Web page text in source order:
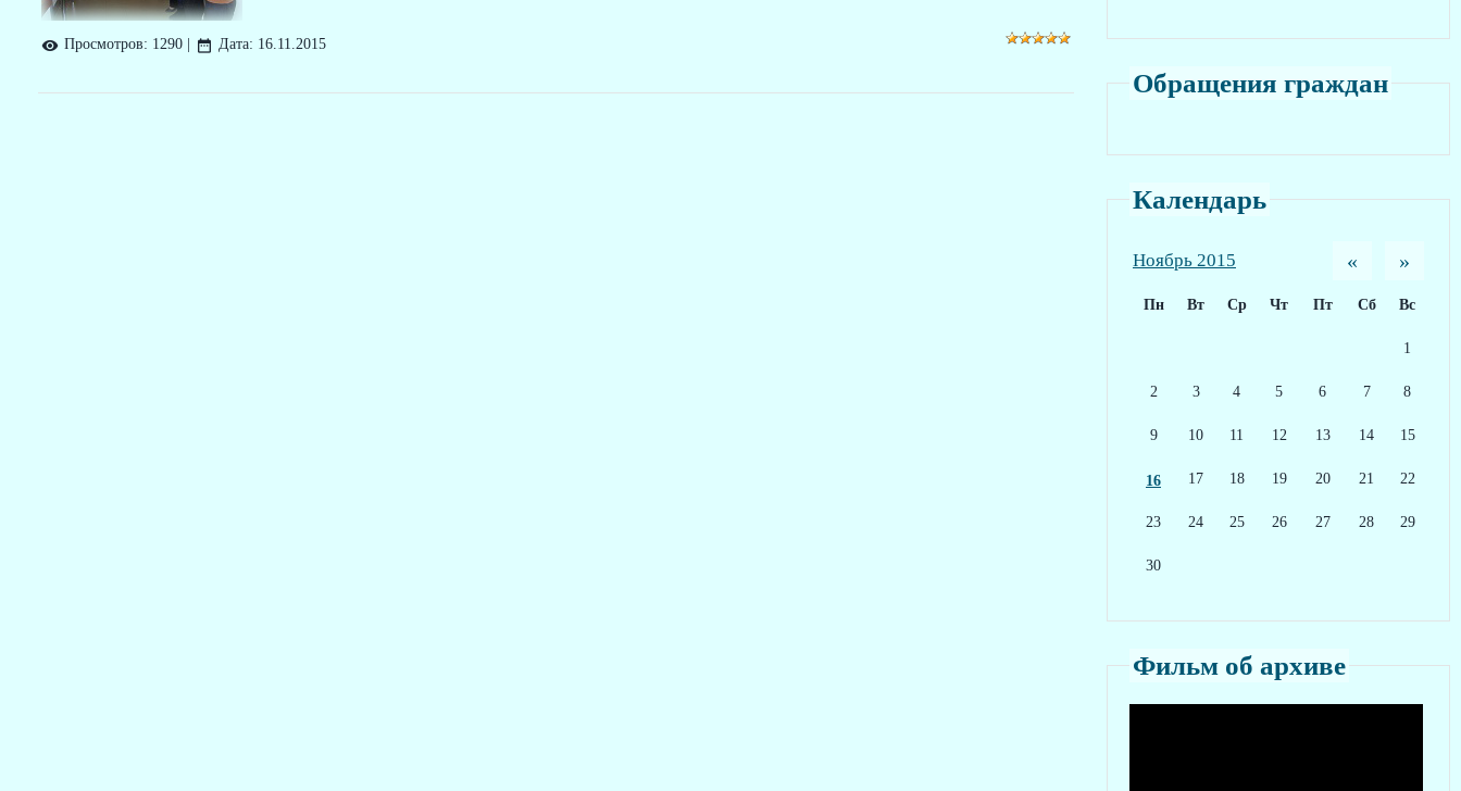
Просмотров: 1290 Дата: 16.11.2015
Обращения граждан
Календарь
«
Ноябрь 2015 »
Пн Вт Ср Чт Пт Сб Вс
1
2 3 4 5 6 7 8
9 10 11 12 13 14 15
16 17 18 19 20 21 22
23 24 25 26 27 28 29
30
Фильм об архиве